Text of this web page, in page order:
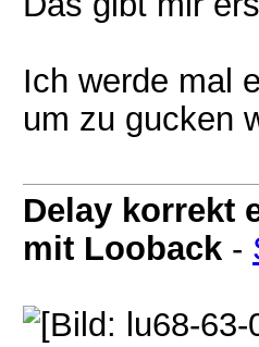
Ich werde mal
um zu gucken
Delay korrekt
mit Looback -